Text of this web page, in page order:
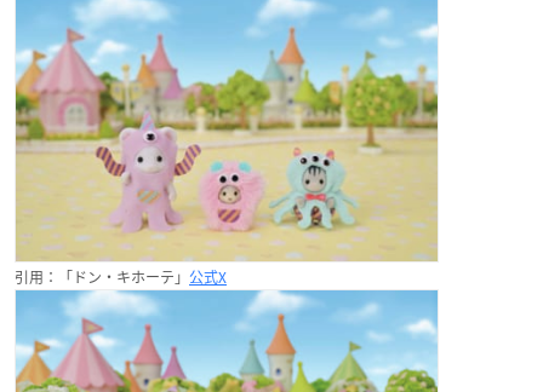
引用：「ドン・キホーテ」 公式X